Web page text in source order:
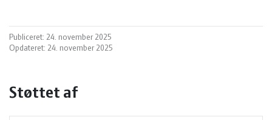
Publiceret: 24. november 2025
Opdateret: 24. november 2025
Støttet af